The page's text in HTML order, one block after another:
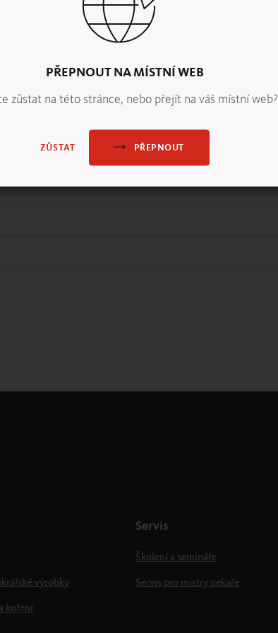
PŘEPNOUT NA MÍSTNÍ WEB
zůstat na této stránce, nebo přejít na váš místní web?
ZŮSTAT PŘEPNOUT
výrobky
koření
Servis
Školení a semináře
Servis pro mistry pekaře